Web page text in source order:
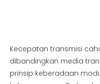
Kecepatan transmisi
dibandingkan media
prinsip keberadaan